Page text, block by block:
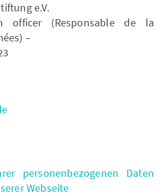
e.V.
officer (Responsable de la
–
personenbezogenen Daten
Webseite